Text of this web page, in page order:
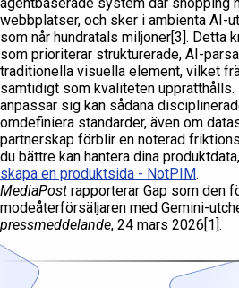
webbplatser, och sker i ambienta AI-
som når hundratals miljoner[3]. Detta
som prioriterar strukturerade, AI-
traditionella visuella element, vilket
samtidigt som kvaliteten upprätthålls.
anpassar sig kan sådana
omdefiniera standarder, även om
partnerskap förblir en noterad
du bättre kan hantera dina
skapa en produktsida - NotPIM.
MediaPost rapporterar Gap som den
modeåterförsäljaren med Gemini-
pressmeddelande, 24 mars 2026[1].